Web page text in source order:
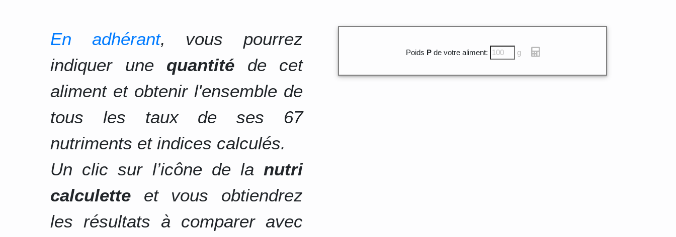
En adhérant, vous pourrez
indiquer une quantité de cet
aliment et obtenir l'ensemble de
tous les taux de ses 67
nutriments et indices calculés.
Un clic sur l’icône de la nutri
calculette et vous obtiendrez
les résultats à comparer avec
Poids Pde votre aliment: g